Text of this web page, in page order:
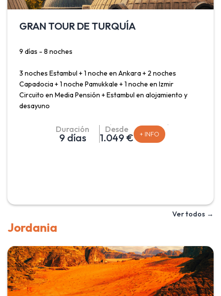
GRAN TOUR DE TURQUÍA
9 días - 8 noches
3 noches Estambul + 1 noche en Ankara + 2 noches
Capadocia + 1 noche Pamukkale + 1 noche en Izmir
Circuito en Media Pensión + Estambul en alojamiento y
desayuno
Salidas Madrid, Barcelona, Málaga y Valencia: Sábado
disfrutar de la singularidad y belleza de la ciudad de
Estambul con paseo por el Bósforo incluido; conocer su
moderna capital y centro de gobierno, Ankara; fascinarse
Capadocia; visitar las terrazas de roca blanca que emanan
aguas termales en Pamukkale y descubrir Izmir, ciudad
donde convergen pasado y presente. Todo ello con
traslado en tren desde Estambul hasta Ankara y trayecto
en avión de Izmir a Estambul.
Duración
9 días
Desde
1.049 € + INFO
Ver todos →
Jordania